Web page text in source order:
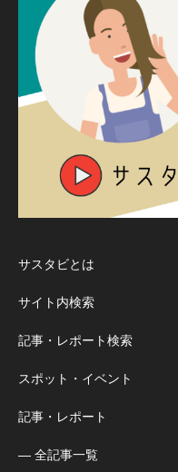
サスタビとは
サイト内検索
記事・レポート検索
スポット・イベント
記事・レポート
― 全記事一覧